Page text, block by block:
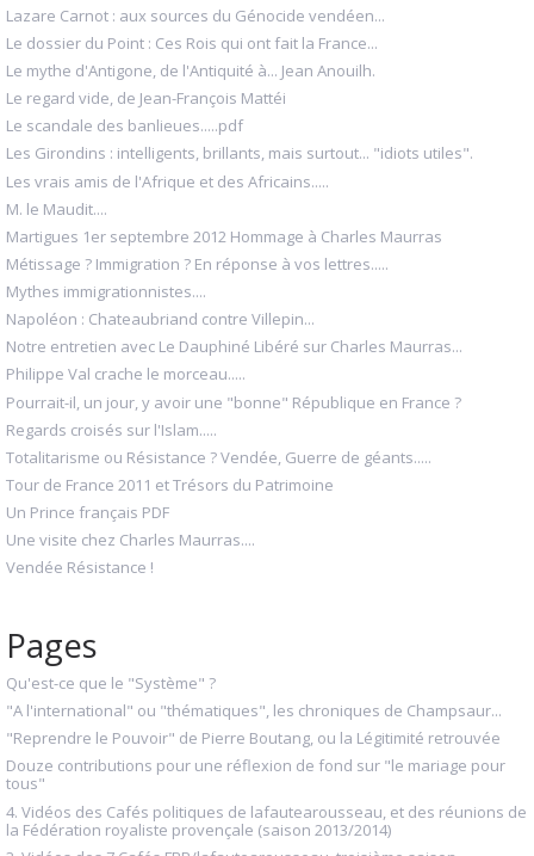
Lazare Carnot : aux sources du Génocide vendéen...
Le dossier du Point : Ces Rois qui ont fait la France...
Le mythe d'Antigone, de l'Antiquité à... Jean Anouilh.
Le regard vide, de Jean-François Mattéi
Le scandale des banlieues.....pdf
Les Girondins : intelligents, brillants, mais surtout... "idiots utiles".
Les vrais amis de l'Afrique et des Africains.....
M. le Maudit....
Martigues 1er septembre 2012 Hommage à Charles Maurras
Métissage ? Immigration ? En réponse à vos lettres.....
Mythes immigrationnistes....
Napoléon : Chateaubriand contre Villepin...
Notre entretien avec Le Dauphiné Libéré sur Charles Maurras...
Philippe Val crache le morceau.....
Pourrait-il, un jour, y avoir une "bonne" République en France ?
Regards croisés sur l'Islam.....
Totalitarisme ou Résistance ? Vendée, Guerre de géants.....
Tour de France 2011 et Trésors du Patrimoine
Un Prince français PDF
Une visite chez Charles Maurras....
Vendée Résistance !
Pages
Qu'est-ce que le "Système" ?
"A l'international" ou "thématiques", les chroniques de Champsaur...
"Reprendre le Pouvoir" de Pierre Boutang, ou la Légitimité retrouvée
Douze contributions pour une réflexion de fond sur "le mariage pour
tous"
4. Vidéos des Cafés politiques de lafautearousseau, et des réunions de
la Fédération royaliste provençale (saison 2013/2014)